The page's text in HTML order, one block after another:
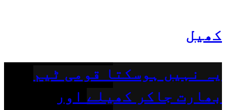
کھیل
یہ نہیں ہوسکتا قومی ٹیم
بھارت جاکر کھیلے اور